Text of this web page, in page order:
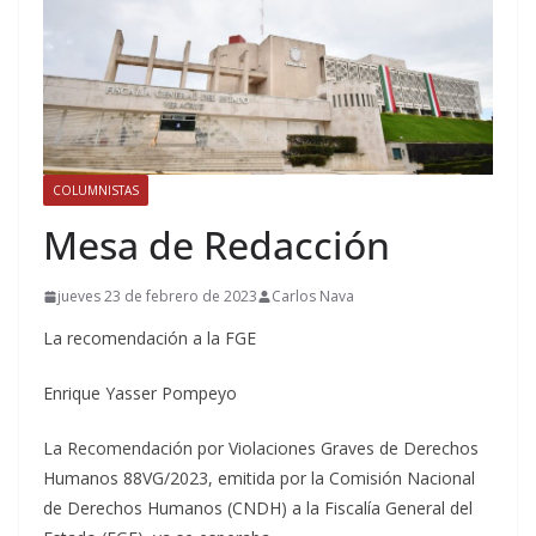
COLUMNISTAS
Mesa de Redacción
jueves 23 de febrero de 2023 Carlos Nava
La recomendación a la FGE
Enrique Yasser Pompeyo
La Recomendación por Violaciones Graves de Derechos
Humanos 88VG/2023, emitida por la Comisión Nacional
de Derechos Humanos (CNDH) a la Fiscalía General del